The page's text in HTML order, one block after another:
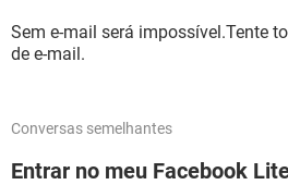
Sem e-mail será impossível.Tente
de e-mail.
Conversas semelhantes
Entrar no meu Facebook